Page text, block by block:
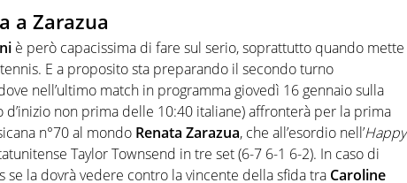
a Zarazua
è però capacissima di fare sul serio, soprattutto quando mette
E a proposito sta preparando il secondo turno
nell’ultimo match in programma giovedì 16 gennaio sulla
d’inizio non prima delle 10:40 italiane) affronterà per la prima
n°70 al mondo Renata Zarazua, che all’esordio nell’Happy
Taylor Townsend in tre set (6-7 6-1 6-2). In caso di
se la dovrà vedere contro la vincente della sfida tra Caroline